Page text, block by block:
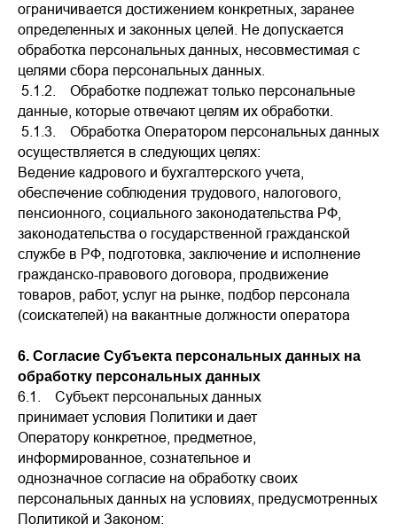
ограничивается достижением конкретных, заранее
определенных и законных целей. Не допускается
обработка персональных данных, несовместимая с
целями сбора персональных данных.
5.1.2. Обработке подлежат только персональные
данные, которые отвечают целям их обработки.
5.1.3. Обработка Оператором персональных данных
осуществляется в следующих целях:
Ведение кадрового и бухгалтерского учета,
обеспечение соблюдения трудового, налогового,
пенсионного, социального законодательства РФ,
законодательства о государственной гражданской
службе в РФ, подготовка, заключение и исполнение
гражданско-правового договора, продвижение
товаров, работ, услуг на рынке, подбор персонала
(соискателей) на вакантные должности оператора
6. Согласие Субъекта персональных данных на
обработку персональных данных
6.1. Субъект персональных данных
принимает условия Политики и дает
Оператору конкретное, предметное,
информированное, сознательное и
однозначное согласие на обработку своих
персональных данных на условиях, предусмотренных
Политикой и Законом: